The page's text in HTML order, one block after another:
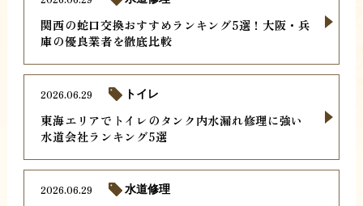
関西の蛇口交換おすすめランキング5選！大阪・兵
庫の優良業者を徹底比較
東海エリアでトイレのタンク内水漏れ修理に強い
水道会社ランキング5選
2026.06.29 トイレ
2026.06.29 水道修理